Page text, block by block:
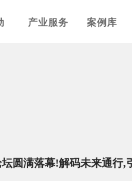
产业服务 案例库
圆满落幕!解码未来通行,